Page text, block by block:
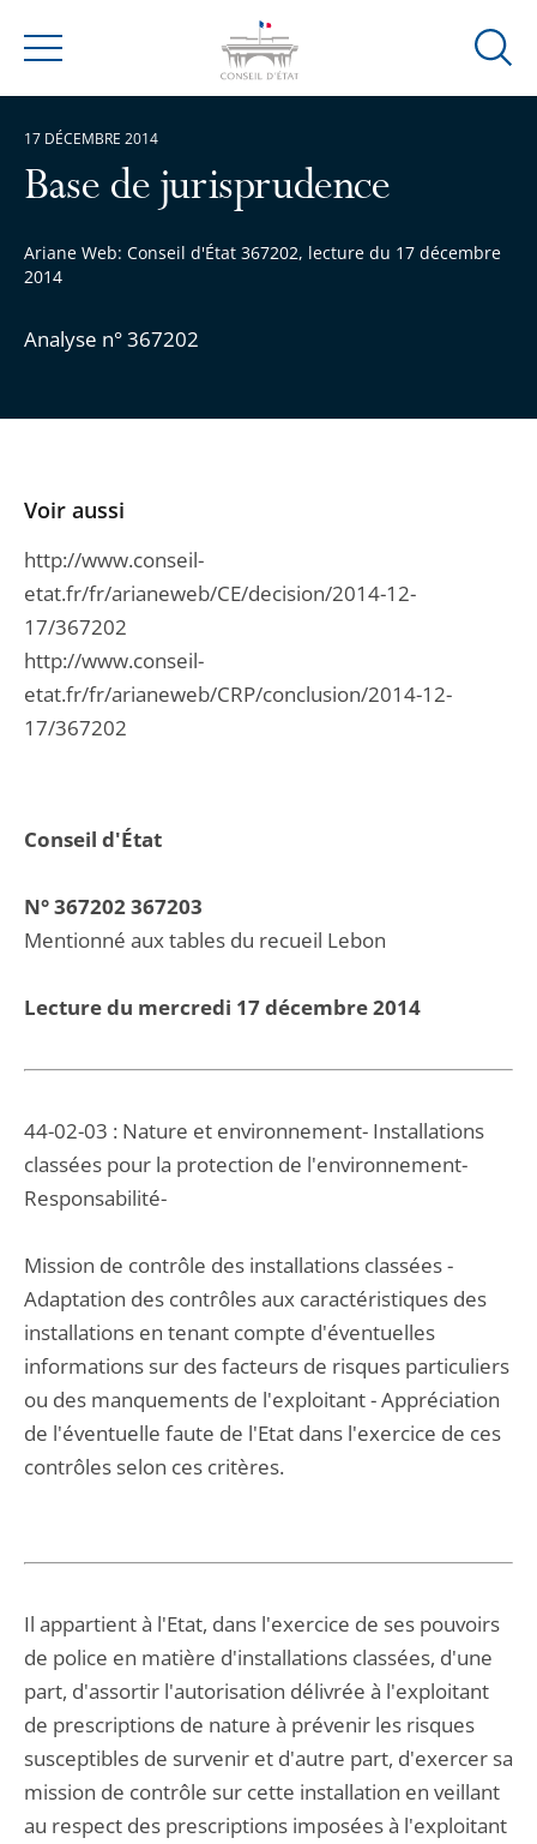
Menu
Ouvrir
Base de jurisprudence
Ariane Web: Conseil d'État 367202, lecture du 17 décembre
2014
Analyse n° 367202
17 DÉCEMBRE 2014
Conseil d'État
N° 367202 367203
Mentionné aux tables du recueil Lebon
Lecture du mercredi 17 décembre 2014
44-02-03 : Nature et environnement- Installations
classées pour la protection de l'environnement-
Responsabilité-
Mission de contrôle des installations classées -
Adaptation des contrôles aux caractéristiques des
installations en tenant compte d'éventuelles
informations sur des facteurs de risques particuliers
ou des manquements de l'exploitant - Appréciation
de l'éventuelle faute de l'Etat dans l'exercice de ces
contrôles selon ces critères.
Il appartient à l'Etat, dans l'exercice de ses pouvoirs
de police en matière d'installations classées, d'une
part, d'assortir l'autorisation délivrée à l'exploitant
de prescriptions de nature à prévenir les risques
susceptibles de survenir et d'autre part, d'exercer sa
mission de contrôle sur cette installation en veillant
au respect des prescriptions imposées à l'exploitant
Voir aussi
http://www.conseil-
etat.fr/fr/arianeweb/CE/decision/2014-12-
17/367202
http://www.conseil-
etat.fr/fr/arianeweb/CRP/conclusion/2014-12-
17/367202